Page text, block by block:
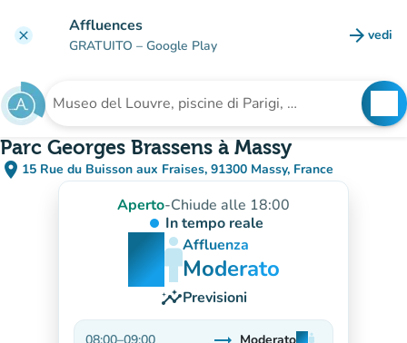
clear Affluences
GRATUITO – Google Play arrow_forward vedi
Cerca una struttura
Parc Georges Brassens à Massy
place 15 Rue du Buisson aux Fraises, 91300 Massy, France
(apri in Google Maps)
(nuova scheda)
Aperto-Chiude alle 18:00
In tempo reale
man
man
manAffluenza
Moderato
insightsPrevisioni